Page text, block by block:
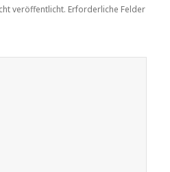
veröffentlicht. Erforderliche Felder